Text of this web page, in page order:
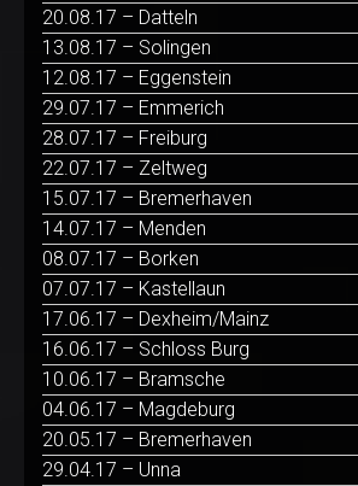
20.08.17 – Datteln
13.08.17 – Solingen
12.08.17 – Eggenstein
29.07.17 – Emmerich
28.07.17 – Freiburg
22.07.17 – Zeltweg
15.07.17 – Bremerhaven
14.07.17 – Menden
08.07.17 – Borken
07.07.17 – Kastellaun
17.06.17 – Dexheim/Mainz
16.06.17 – Schloss Burg
10.06.17 – Bramsche
04.06.17 – Magdeburg
20.05.17 – Bremerhaven
29.04.17 – Unna